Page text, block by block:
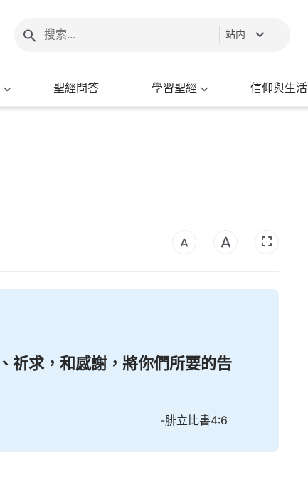
站内
聖經問答 學習聖經 信仰與生活
、祈求，和感謝，將你們所要的告
-腓立比書4:6